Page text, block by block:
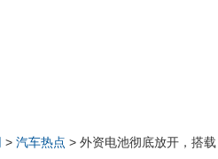
> 汽车热点 > 外资电池彻底放开，搭